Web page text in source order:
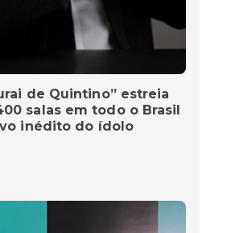
de Quintino” estreia
salas em todo o Brasil
inédito do ídolo